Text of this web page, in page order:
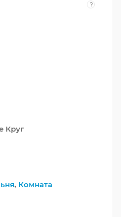
?
Круг
, Комната